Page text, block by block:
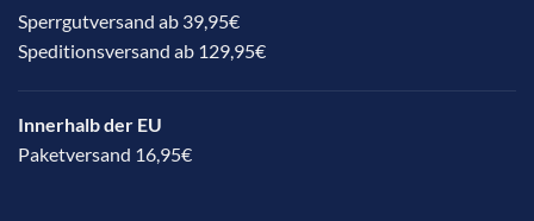
Sperrgutversand ab 39,95€
Speditionsversand ab 129,95€
Innerhalb der EU
Paketversand 16,95€